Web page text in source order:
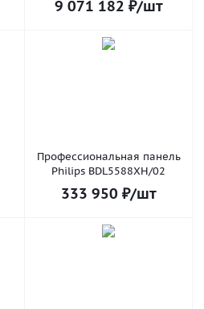
9 071 182 ₽/шт
Профессиональная панель
Philips BDL5588XH/02
333 950 ₽/шт